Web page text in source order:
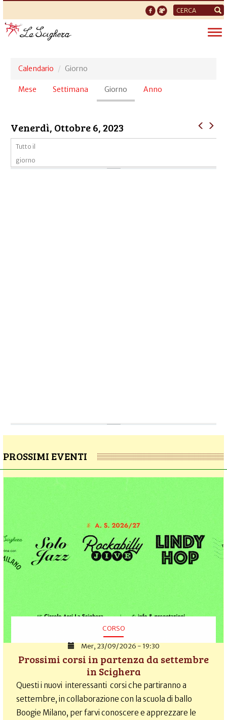
Form
di
ricerca
Calendario Giorno
Schede
Mese Settimana Giorno (scheda
attiva)
Anno
Venerdì, Ottobre 6, 2023
Tutto il
giorno
PROSSIMI EVENTI
CORSO
Mer, 23/09/2026 - 19:30
Prossimi corsi in partenza da settembre
in Scighera
Questi i nuovi interessanti corsi che partiranno a
settembre, in collaborazione con la scuola di ballo
Boogie Milano, per farvi conoscere e apprezzare le